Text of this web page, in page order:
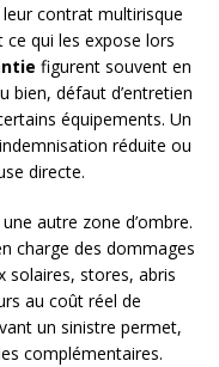
contrat multirisque
ce qui les expose lors
figurent souvent en
bien, défaut d’entretien
équipements. Un
réduite ou
directe.
autre zone d’ombre.
charge des dommages
solaires, stores, abris
au coût réel de
un sinistre permet,
complémentaires.